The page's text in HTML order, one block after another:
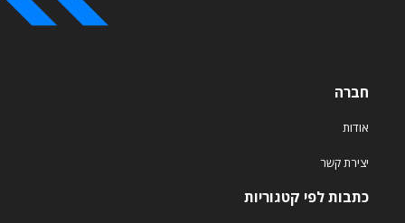
חברה
אודות
יצירת קשר
כתבות לפי קטגוריות